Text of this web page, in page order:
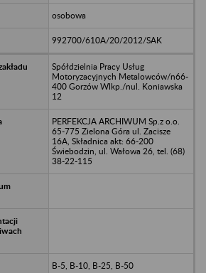
osobowa
992700/610A/20/2012/SAK
Spółdzielnia Pracy Usług
Motoryzacyjnych Metalowców/n66-
400 Gorzów Wlkp./nul. Koniawska
12
PERFEKCJA ARCHIWUM Sp.z o.o.
65-775 Zielona Góra ul. Zacisze
16A, Składnica akt: 66-200
Świebodzin, ul. Wałowa 26, tel. (68)
38-22-115
B-5, B-10, B-25, B-50